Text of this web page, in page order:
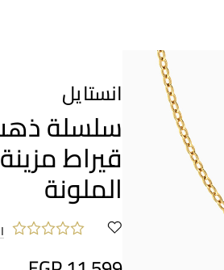
انستايل
قيراط
الملونة